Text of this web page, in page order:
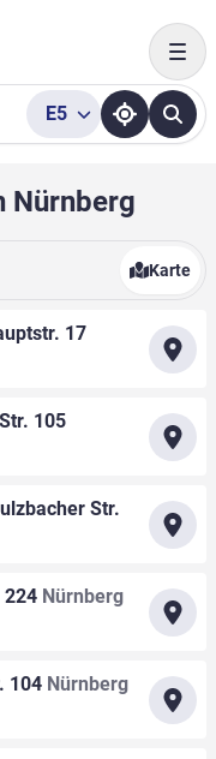
E5
Nürnberg
Karte
17
105
Str.
224 Nürnberg
104 Nürnberg